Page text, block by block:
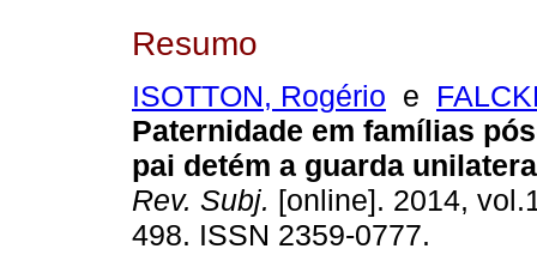
Resumo
ISOTTON, Rogério e
Paternidade em famílias
pai detém a guarda
Rev. Subj. [online]. 2014,
498. ISSN 2359-0777.